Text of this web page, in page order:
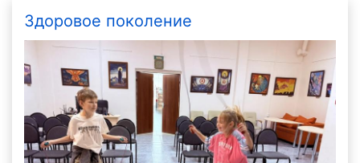
Здоровое поколение